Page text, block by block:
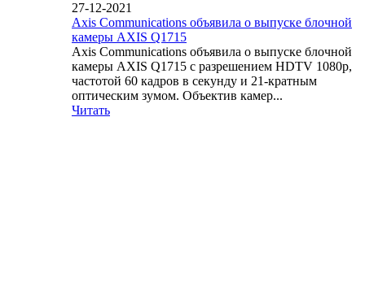
27-12-2021
Axis Communications объявила о выпуске блочной
камеры AXIS Q1715
Axis Communications объявила о выпуске блочной
камеры AXIS Q1715 с разрешением HDTV 1080p,
частотой 60 кадров в секунду и 21-кратным
оптическим зумом. Объектив камер...
Читать